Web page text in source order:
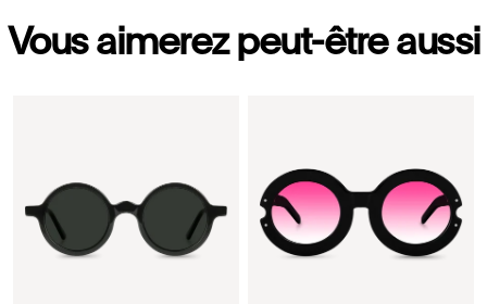
Vous aimerez peut-être aussi